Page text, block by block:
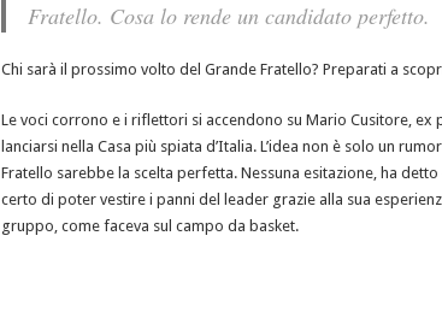
Fratello. Cosa lo rende un candidato perfetto.
Chi sarà il prossimo volto del Grande Fratello? Preparati a
Le voci corrono e i riflettori si accendono su Mario Cusitore,
lanciarsi nella Casa più spiata d’Italia. L’idea non è solo un
Fratello sarebbe la scelta perfetta. Nessuna esitazione, ha
certo di poter vestire i panni del leader grazie alla sua
gruppo, come faceva sul campo da basket.